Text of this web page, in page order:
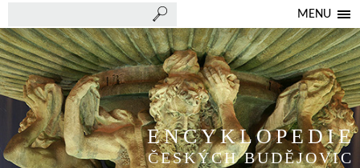
MENU
ENCYKLOPEDIE
ČESKÝCH BUDĚJOVIC